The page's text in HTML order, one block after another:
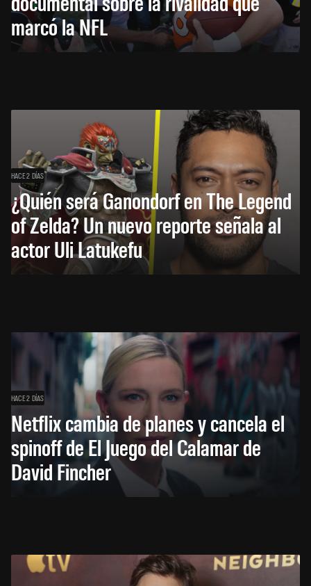
marcó la NFL
HACE 2 DÍAS
¿Quién será Ganondorf en The Legend
of Zelda? Un nuevo reporte señala al
actor Uli Latukefu
HACE 2 DÍAS
Netflix cambia de planes y cancela el
spinoff de El Juego del Calamar de
David Fincher